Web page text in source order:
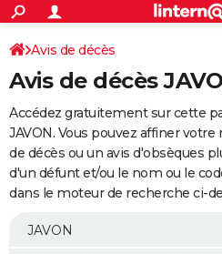
ACTUALITÉS
Politique
Société
Faits Divers
Education
Monde
Villes
+
SPORT
Coupe du monde 2026
Football
Tennis
Cyclisme
Rugby
Forum
Programme TV
TNT
Streaming
Cinéma
Sorties cinéma
Musique
+
FINANCE
Retraite
Impôts
Epargne
Immobilier
Risques naturels par ville
Banque
Assurance
Crédit
AUTO
Essais
Réserver un essai
Citadines
Berlines
SUV
Forum auto
+
Mobiles
Meilleur smartphone
Internet
Ordinateurs
Jeux vidéo
Guide high-tech
Avis de décès
Avis de décès
Accédez gratuitement sur cette
JAVON. Vous pouvez affiner
de décès ou un avis d'obsèques
d'un défunt et/ou le nom ou le
dans le moteur de recherche ci-